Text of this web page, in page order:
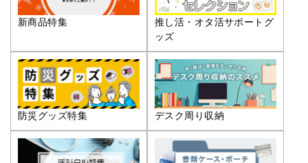
新商品特集
推し活・オタ活サポートグ
ッズ
防災グッズ特集 デスク周り収納